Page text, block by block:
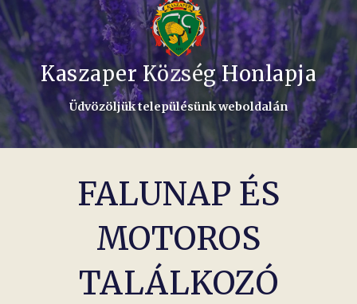
Kaszaper Község Honlapja
Üdvözöljük településünk weboldalán
FALUNAP ÉS
MOTOROS
TALÁLKOZÓ